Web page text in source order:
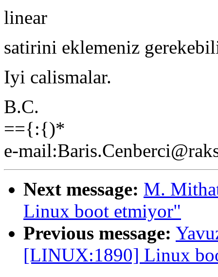
linear
satirini eklemeniz
Iyi calismalar.
B.C.
=={:{)*
e-
Next message: M.
Linux boot etmiyor"
Previous message:
[LINUX:1890] Linux